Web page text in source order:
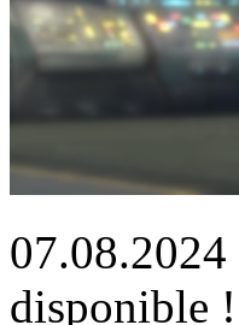
07.08.2024
disponible !